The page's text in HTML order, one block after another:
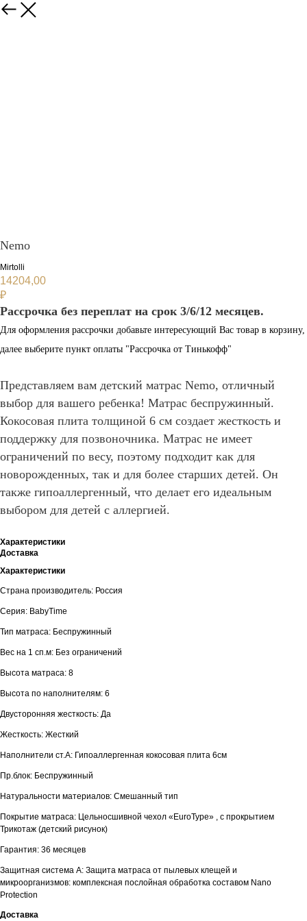
Nemo
Mirtolli
14204,00
₽
Рассрочка без переплат на срок 3/6/12 месяцев.
Для оформления рассрочки добавьте интересующий Вас товар в корзину,
далее выберите пункт оплаты "Рассрочка от Тинькофф"
Представляем вам детский матрас Nemo, отличный
выбор для вашего ребенка! Матрас беспружинный.
Кокосовая плита толщиной 6 см создает жесткость и
поддержку для позвоночника. Матрас не имеет
ограничений по весу, поэтому подходит как для
новорожденных, так и для более старших детей. Он
также гипоаллергенный, что делает его идеальным
выбором для детей с аллергией.
Характеристики
Доставка
Характеристики
Страна производитель: Россия
Серия: BabyTime
Тип матраса: Беспружинный
Вес на 1 сп.м: Без ограничений
Высота матраса: 8
Высота по наполнителям: 6
Двусторонняя жесткость: Да
Жесткость: Жесткий
Наполнители ст.А: Гипоаллергенная кокосовая плита 6см
Пр.блок: Беспружинный
Натуральности материалов: Смешанный тип
Покрытие матраса: Цельносшивной чехол «EuroType» , с прокрытием
Трикотаж (детский рисунок)
Гарантия: 36 месяцев
Защитная система А: Защита матраса от пылевых клещей и
микроорганизмов: комплексная послойная обработка составом Nano
Protection
Доставка